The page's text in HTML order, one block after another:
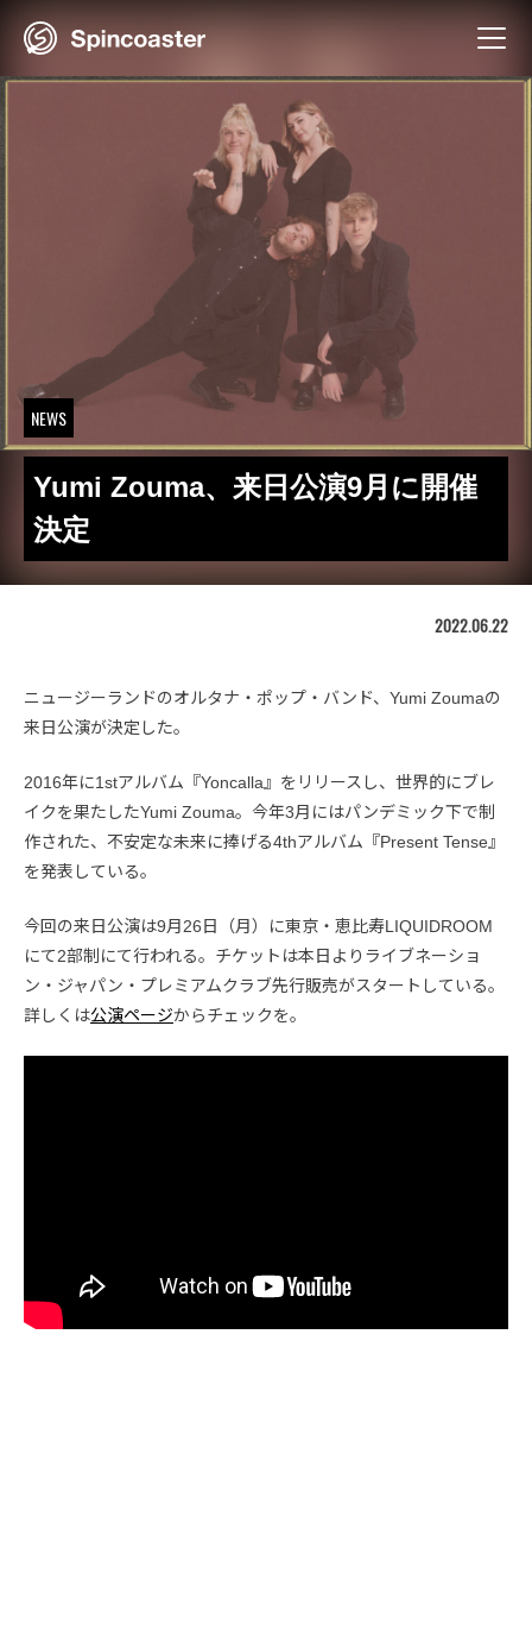
NEWS
Yumi Zouma、来日公演9月に開催
決定
2022.06.22
ニュージーランドのオルタナ・ポップ・バンド、Yumi Zoumaの
来日公演が決定した。
2016年に1stアルバム『Yoncalla』をリリースし、世界的にブレ
イクを果たしたYumi Zouma。今年3月にはパンデミック下で制
作された、不安定な未来に捧げる4thアルバム『Present Tense』
を発表している。
今回の来日公演は9月26日（月）に東京・恵比寿LIQUIDROOM
にて2部制にて行われる。チケットは本日よりライブネーショ
ン・ジャパン・プレミアムクラブ先行販売がスタートしている。
詳しくは公演ページからチェックを。